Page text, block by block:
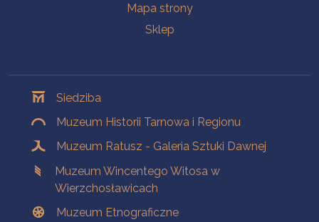
Mapa strony
Sklep
Siedziba
Muzeum Historii Tarnowa i Regionu
Muzeum Ratusz - Galeria Sztuki Dawnej
Muzeum Wincentego Witosa w
Wierzchosławicach
Muzeum Etnograficzne